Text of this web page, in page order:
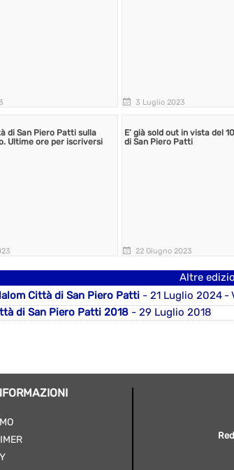
3 Luglio 2023
di San Piero Patti sulla
Ultime ore per iscriversi
E’ già sold out in vista del
di San Piero Patti
22 Giugno 2023
Altre
Città di San Piero Patti - 21 Luglio 2024 -
di San Piero Patti 2018 - 29 Luglio 2018